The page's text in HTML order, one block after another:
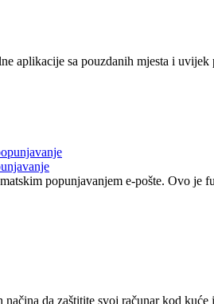
aplikacije sa pouzdanih mjesta i
popunjavanjem e-pošte. Ovo je
načina da zaštitite svoj računar kod